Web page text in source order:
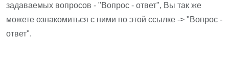
задаваемых вопросов - "Вопрос - ответ", Вы так же
можете ознакомиться с ними по этой ссылке -> "Вопрос -
ответ".